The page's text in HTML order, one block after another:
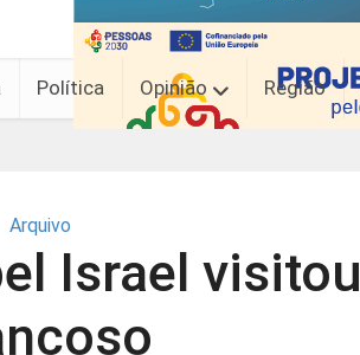
Política Opinião Região
Arquivo
Israel visitou